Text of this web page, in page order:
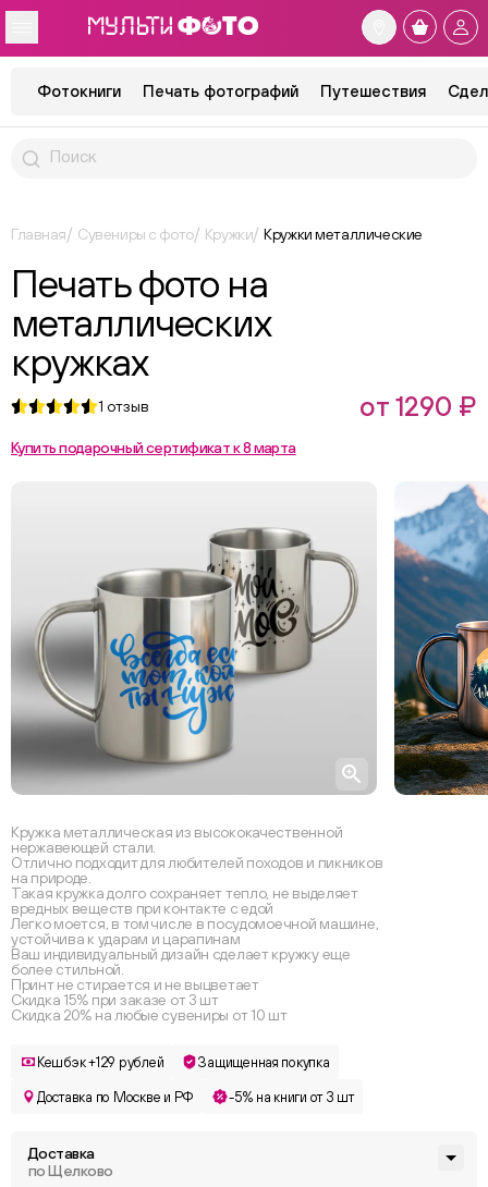
Фотокниги Печать фотографий Путешествия
Главная Сувениры с фото Кружки Кружки металлические
Кружка металлическая из высококачественной
нержавеющей стали.
Отлично подходит для любителей походов и пикников
на природе.
Такая кружка долго сохраняет тепло, не выделяет
вредных веществ при контакте с едой
Легко моется, в том числе в посудомоечной машине,
устойчива к ударам и царапинам
Ваш индивидуальный дизайн сделает кружку еще
более стильной.
Принт не стирается и не выцветает
Скидка 15% при заказе от 3 шт
Скидка 20% на любые сувениры от 10 шт
Печать фото на
металлических
кружках
1 отзыв от 1290 ₽
Купить подарочный сертификат к 8 марта
Кешбэк +129 рублей Защищенная покупка
Доставка по Москве и РФ -5% на книги от 3 шт
Доставка
по Щелково